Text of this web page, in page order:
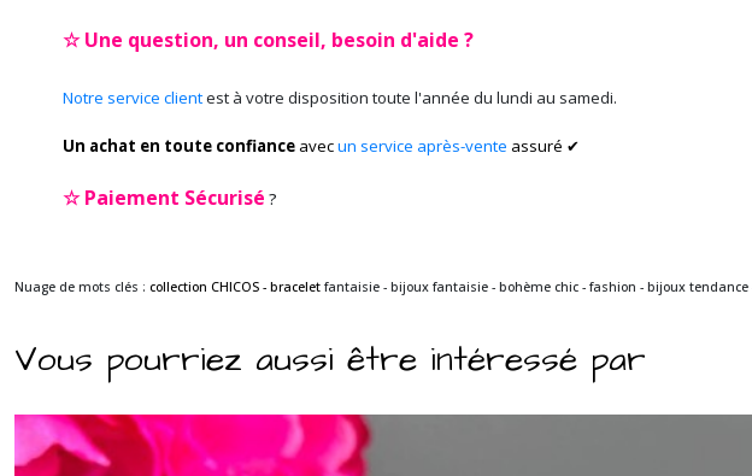
☆ Une question, un conseil, besoin d'aide ?
Notre service clientest à votre disposition toute l'année du lundi au samedi.
Un achat en toute confiance avecun service après-vente assuré ✔
☆Paiement Sécurisé ?
Nuage de mots clés : collection CHICOS - bracelet fantaisie - bijoux fantaisie - bohème chic - fashion - bijoux
Vous pourriez aussi être intéressé par